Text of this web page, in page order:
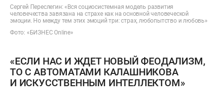
Сергей Переслегин: «Вся социосистемная модель развития
человечества завязана на страхе как на основной человеческой
эмоции. Но между тем этих эмоций три: страх, любопытство и любовь»
Фото: «БИЗНЕС Online»
«ЕСЛИ НАС И ЖДЕТ НОВЫЙ ФЕОДАЛИЗМ,
ТО С АВТОМАТАМИ КАЛАШНИКОВА
И ИСКУССТВЕННЫМ ИНТЕЛЛЕКТОМ»